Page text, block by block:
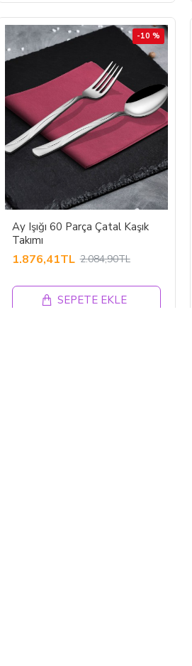
-10 %
Ay Işığı 60 Parça Çatal Kaşık
Takımı
1.876,41TL 2.084,90TL
SEPETE EKLE